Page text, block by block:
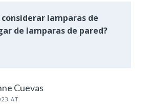
considerar lamparas de
de lamparas de pared?
Cuevas
AT